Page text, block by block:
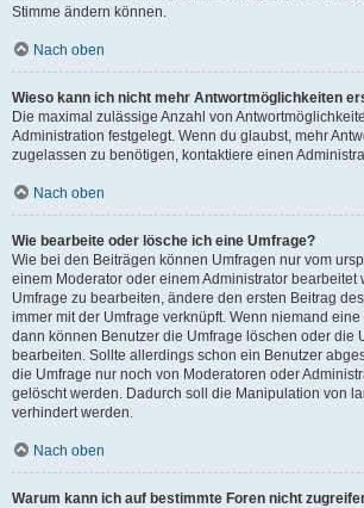
Stimme ändern können.
Nach oben
Wieso kann ich nicht mehr Antwortmöglichkeiten
Die maximal zulässige Anzahl von
Administration festgelegt. Wenn du glaubst, mehr
zugelassen zu benötigen, kontaktiere einen
Nach oben
Wie bearbeite oder lösche ich eine Umfrage?
Wie bei den Beiträgen können Umfragen nur vom
einem Moderator oder einem Administrator bearbeitet
Umfrage zu bearbeiten, ändere den ersten Beitrag
immer mit der Umfrage verknüpft. Wenn niemand
dann können Benutzer die Umfrage löschen oder die
bearbeiten. Sollte allerdings schon ein Benutzer
die Umfrage nur noch von Moderatoren oder
gelöscht werden. Dadurch soll die Manipulation von
verhindert werden.
Nach oben
Warum kann ich auf bestimmte Foren nicht